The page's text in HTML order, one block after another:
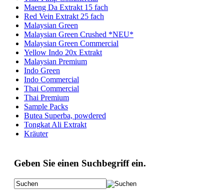
Maeng Da Extrakt 15 fach
Red Vein Extrakt 25 fach
Malaysian Green
Malaysian Green Crushed *NEU*
Malaysian Green Commercial
Yellow Indo 20x Extrakt
Malaysian Premium
Indo Green
Indo Commercial
Thai Commercial
Thai Premium
Sample Packs
Butea Superba, powdered
Tongkat Ali Extrakt
Kräuter
Geben Sie einen Suchbegriff ein.